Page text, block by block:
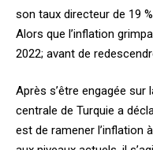
son taux directeur de 19
Alors que l’inflation
2022; avant de
Après s’être engagée sur
centrale de Turquie a
est de ramener l’inflation